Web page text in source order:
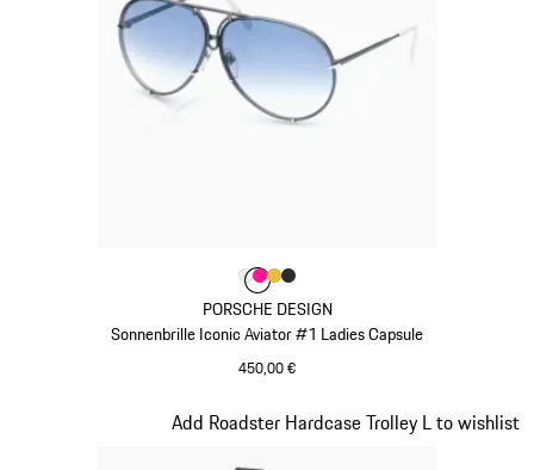
PORSCHE DESIGN
Sonnenbrille Iconic Aviator #1 Ladies Capsule
450,00 €
Farbe
Farbeweiß
Farbe
FarbeFarbe
Add Roadster Hardcase Trolley L to wishlist